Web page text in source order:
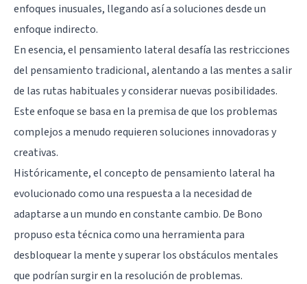
enfoques inusuales, llegando así a soluciones desde un
enfoque indirecto.
En esencia, el pensamiento lateral desafía las restricciones
del pensamiento tradicional, alentando a las mentes a salir
de las rutas habituales y considerar nuevas posibilidades.
Este enfoque se basa en la premisa de que los problemas
complejos a menudo requieren soluciones innovadoras y
creativas.
Históricamente, el concepto de pensamiento lateral ha
evolucionado como una respuesta a la necesidad de
adaptarse a un mundo en constante cambio. De Bono
propuso esta técnica como una herramienta para
desbloquear la mente y superar los obstáculos mentales
que podrían surgir en la resolución de problemas.